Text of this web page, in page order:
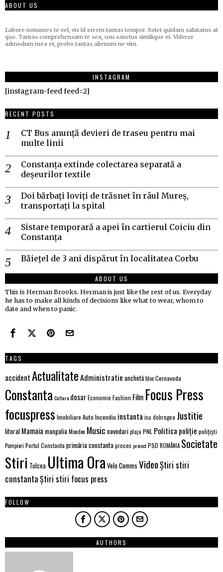
ABOUT US
Labore nonumes te vel, vis id errem tantas tempor. Solet quidam salutatus at
quo. Tantas comprehensam te sea, usu sanctus similique ei. Viderer
admodum mea et, probo tantas alienum ne vim.
INSTAGRAM
[instagram-feed feed=2]
RECENT POSTS
CT Bus anunță devieri de traseu pentru mai
multe linii
Constanța extinde colectarea separată a
deșeurilor textile
Doi bărbați loviți de trăsnet în râul Mureș,
transportați la spital
Sistare temporară a apei în cartierul Coiciu din
Constanța
Băiețel de 3 ani dispărut în localitatea Corbu
ABOUT US
This is Herman Brooks. Herman is just like the rest of us. Everyday
he has to make all kinds of decisions like what to wear, whom to
date and when to panic.
TAGS
accidentActualitateAdministratie anchetăblocCernavoda
Constanta Cultura dosarEconomie Fashion Film Focus Press
focuspress Imobiliare Auto Incendiu instanta isu dobrogea Justitie
litoral Mamaia mangaliaMonden Music navodariplaja PNL Politica poliție polițiști
Pompieri Portul Constanta primăria constantaproces proiectPSD ROMÂNIA Societate
Stiri Tulcea Ultima Ora Velo Comms VideoȘtiri stiri
constantaȘtiri stiri focus press
FOLLOW
AUTHORS